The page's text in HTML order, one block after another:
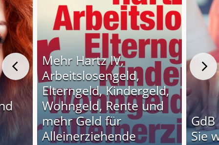
Mehr Hartz IV,
Arbeitslosengeld,
Elterngeld, Kindergeld,
Wohngeld, Rente und
mehr Geld für
Alleinerziehende
Sie